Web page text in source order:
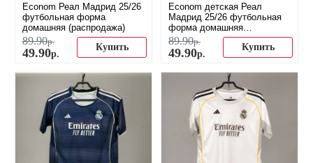
Econom Реал Мадрид 25/26
футбольная форма
домашняя (распродажа)
89.90р.
49.90р.
Купить
Econom детская Реал
Мадрид 25/26 футбольная
форма домашняя
(распродажа)
89.90р.
49.90р.
Купить